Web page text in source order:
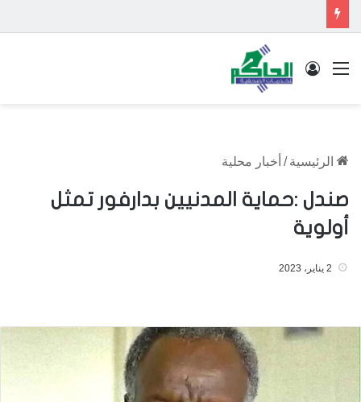
القائمة تسجيل الدخول
الرئيسية / أخبار محلية
صندل :حماية المدنيين بدارفور تمثل
أولوية
2 يناير، 2023